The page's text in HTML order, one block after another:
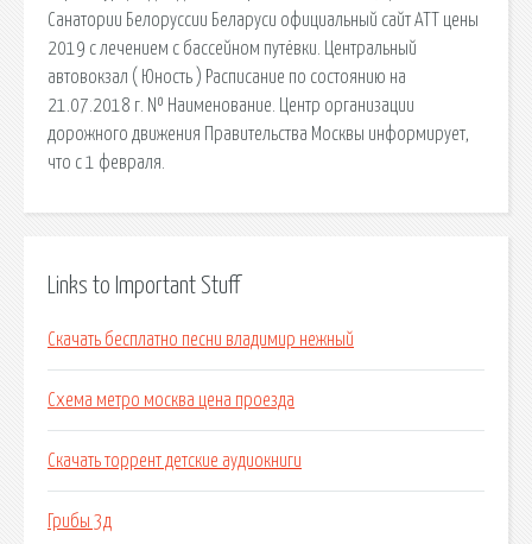
Санатории Белоруссии Беларуси официальный сайт АТТ цены
2019 с лечением с бассейном путёвки. Центральный
автовокзал ( Юность ) Расписание по состоянию на
21.07.2018 г. № Наименование. Центр организации
дорожного движения Правительства Москвы информирует,
что с 1 февраля.
Links to Important Stuff
Скачать бесплатно песни владимир нежный
Схема метро москва цена проезда
Скачать торрент детские аудиокниги
Грибы 3д